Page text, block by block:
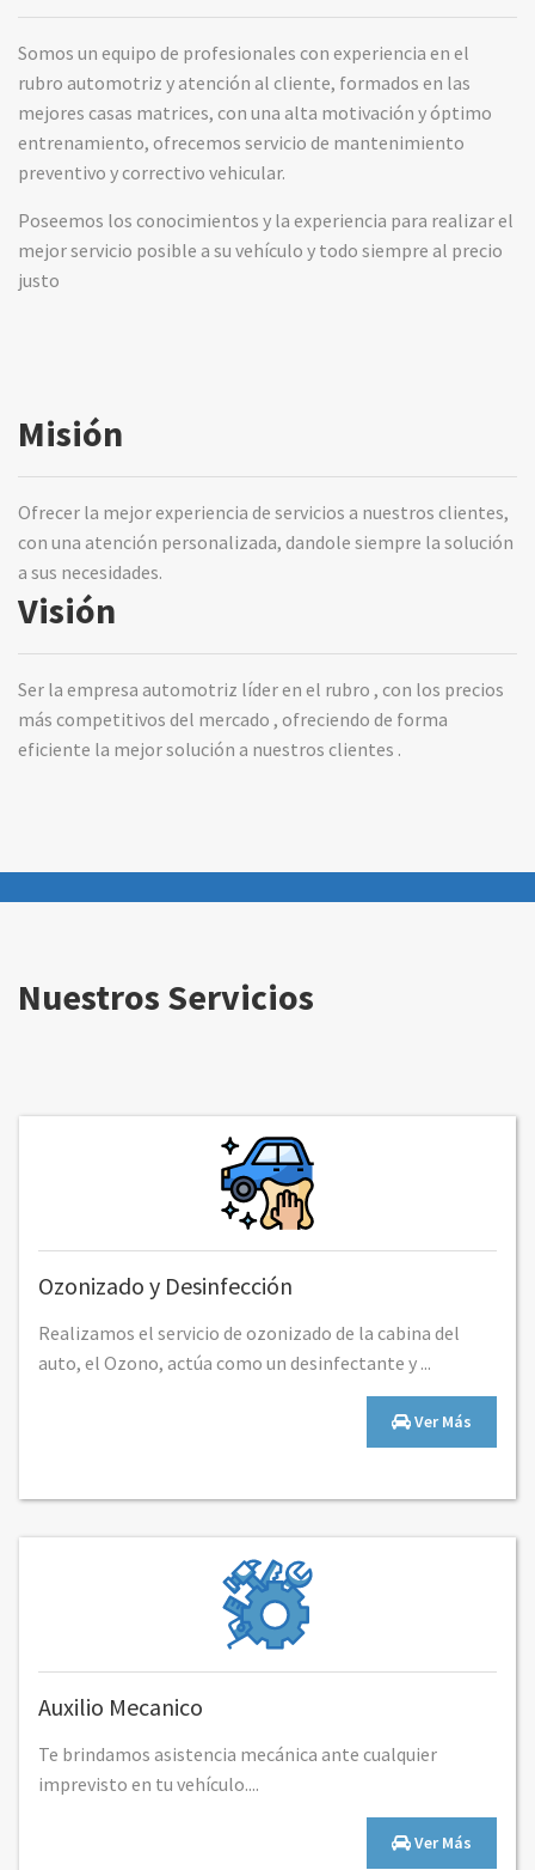
Somos un equipo de profesionales con experiencia en el
rubro automotriz y atención al cliente, formados en las
mejores casas matrices, con una alta motivación y óptimo
entrenamiento, ofrecemos servicio de mantenimiento
preventivo y correctivo vehicular.
Poseemos los conocimientos y la experiencia para realizar el
mejor servicio posible a su vehículo y todo siempre al precio
justo
Misión
Ofrecer la mejor experiencia de servicios a nuestros clientes,
con una atención personalizada, dandole siempre la solución
a sus necesidades.
Visión
Ser la empresa automotriz líder en el rubro , con los precios
más competitivos del mercado , ofreciendo de forma
eficiente la mejor solución a nuestros clientes .
Nuestros Servicios
Ozonizado y Desinfección
Realizamos el servicio de ozonizado de la cabina del
auto, el Ozono, actúa como un desinfectante y ...
Ver Más
Auxilio Mecanico
Te brindamos asistencia mecánica ante cualquier
imprevisto en tu vehículo....
Ver Más